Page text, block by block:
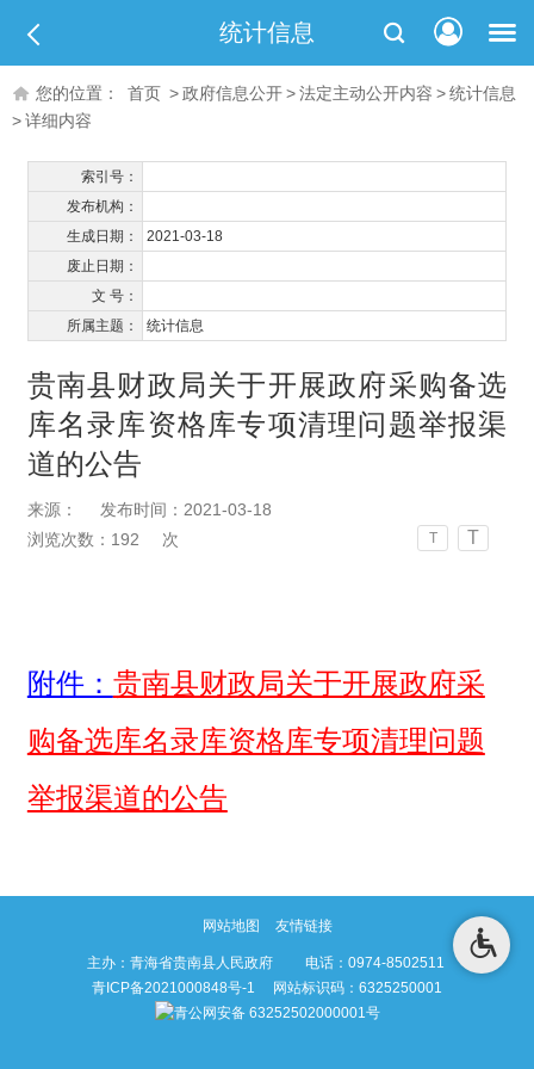
统计信息
您的位置： 首页 >政府信息公开>法定主动公开内容 >统计信息
>详细内容
索引号：
发布机构：
生成日期：
2021-03-18
废止日期：
文 号：
所属主题：
统计信息
贵南县财政局关于开展政府采购备选
库名录库资格库专项清理问题举报渠
道的公告
来源：
发布时间：2021-03-18
浏览次数： 192 次 T T
附件： 贵南县财政局关于开展政府采
购备选库名录库资格库专项清理问题
举报渠道的公告
网站地图 友情链接
主办：青海省贵南县人民政府 电话：0974-8502511
青ICP备2021000848号-1 网站标识码：6325250001
青公网安备 63252502000001号